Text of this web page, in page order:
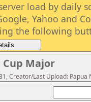
load by daily
Yahoo and
the following
Cup Major
Creator/Last Upload: Papua